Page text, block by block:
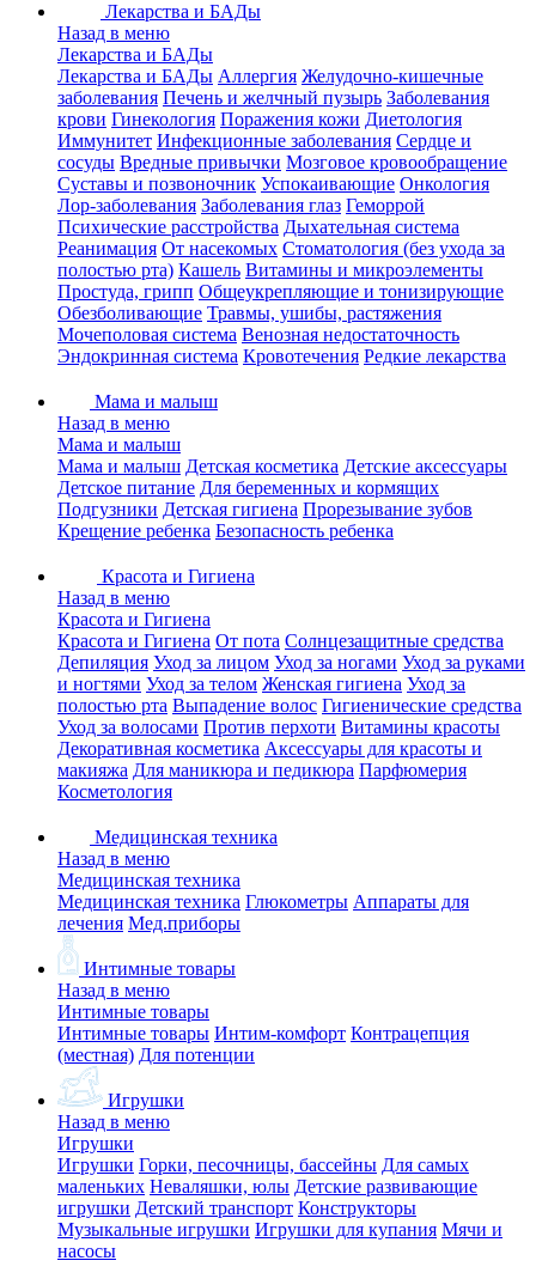
Лекарства и БАДы
Назад в меню
Лекарства и БАДы
Лекарства и БАДы Аллергия Желудочно-кишечные
заболевания Печень и желчный пузырь Заболевания
крови Гинекология Поражения кожи Диетология
Иммунитет Инфекционные заболевания Сердце и
сосуды Вредные привычки Мозговое кровообращение
Суставы и позвоночник Успокаивающие Онкология
Лор-заболевания Заболевания глаз Геморрой
Психические расстройства Дыхательная система
Реанимация От насекомых Стоматология (без ухода за
полостью рта) Кашель Витамины и микроэлементы
Простуда, грипп Общеукрепляющие и тонизирующие
Обезболивающие Травмы, ушибы, растяжения
Мочеполовая система Венозная недостаточность
Эндокринная система Кровотечения Редкие лекарства
Мама и малыш
Назад в меню
Мама и малыш
Мама и малыш Детская косметика Детские аксессуары
Детское питание Для беременных и кормящих
Подгузники Детская гигиена Прорезывание зубов
Крещение ребенка Безопасность ребенка
Красота и Гигиена
Назад в меню
Красота и Гигиена
Красота и Гигиена От пота Солнцезащитные средства
Депиляция Уход за лицом Уход за ногами Уход за руками
и ногтями Уход за телом Женская гигиена Уход за
полостью рта Выпадение волос Гигиенические средства
Уход за волосами Против перхоти Витамины красоты
Декоративная косметика Аксессуары для красоты и
макияжа Для маникюра и педикюра Парфюмерия
Косметология
Медицинская техника
Назад в меню
Медицинская техника
Медицинская техника Глюкометры Аппараты для
лечения Мед.приборы
Интимные товары
Назад в меню
Интимные товары
Интимные товары Интим-комфорт Контрацепция
(местная) Для потенции
Игрушки
Назад в меню
Игрушки
Игрушки Горки, песочницы, бассейны Для самых
маленьких Неваляшки, юлы Детские развивающие
игрушки Детский транспорт Конструкторы
Музыкальные игрушки Игрушки для купания Мячи и
насосы